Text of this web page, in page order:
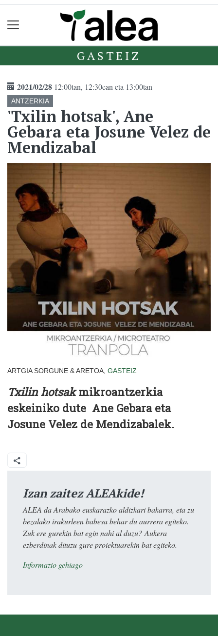
GASTEIZ
2021/02/28 12:00tan, 12:30ean eta 13:00tan
ANTZERKIA
'Txilin hotsak', Ane
Gebara eta Josune Velez de
Mendizabal
ARTGIA SORGUNE & ARETOA, GASTEIZ
Txilin hotsakmikroantzerkia
eskeiniko dute Ane Gebara eta
Josune Velez de Mendizabalek.
Izan zaitez ALEAkide!
ALEA da Arabako euskarazko aldizkari bakarra, eta zu
bezalako irakurleen babesa behar du aurrera egiteko.
Zuk ere gurekin bat egin nahi al duzu? Aukera
ezberdinak dituzu gure proiektuarekin bat egiteko.
Informazio gehiago